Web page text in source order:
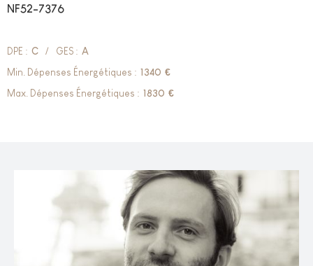
NF52-7376
DPE : C / GES : A
Min. Dépenses Énergétiques : 1340 €
Max. Dépenses Énergétiques : 1830 €